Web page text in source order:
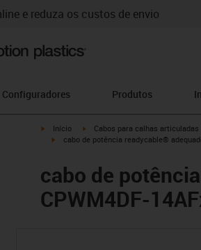
e reduza os custos de envio
Configuradores Produtos
igus-icon-arrow-right
Início igus-icon-arrow-right
Cabos para calhas articuladas
igus-icon-arrow-right
cabo de potência readycable®
cabo de
CPWM4DF-